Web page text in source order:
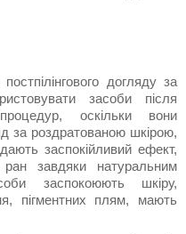
догляду за
засоби після
оскільки вони
за роздратованою шкірою,
заспокійливий ефект,
завдяки натуральним
заспокоюють шкіру,
пігментних плям, мають